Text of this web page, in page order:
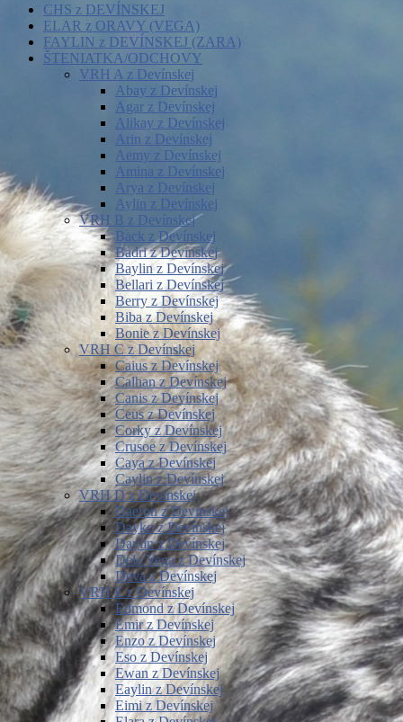
CHS z DEVÍNSKEJ
ELAR z ORAVY (VEGA)
FAYLIN z DEVÍNSKEJ (ZARA)
ŠTENIATKA/ODCHOVY
VRH A z Devínskej
Abay z Devínskej
Agar z Devínskej
Alikay z Devínskej
Arin z Devínskej
Aemy z Devínskej
Amina z Devínskej
Arya z Devínskej
Aylin z Devínskej
VRH B z Devínskej
Back z Devínskej
Badri z Devínskej
Baylin z Devínskej
Bellari z Devínskej
Berry z Devínskej
Biba z Devínskej
Bonie z Devínskej
VRH C z Devínskej
Caius z Devínskej
Calhan z Devínskej
Canis z Devínskej
Ceus z Devínskej
Corky z Devínskej
Crusoe z Devínskej
Caya z Devínskej
Caylin z Devínskej
VRH D z Devínskej
Daeron z Devínskej
Dayko z Devínskej
Daylin z Devínskej
Dela Vega z Devínskej
Deva z Devínskej
VRH E z Devínskej
Edmond z Devínskej
Emir z Devínskej
Enzo z Devínskej
Eso z Devínskej
Ewan z Devínskej
Eaylin z Devínskej
Eimi z Devínskej